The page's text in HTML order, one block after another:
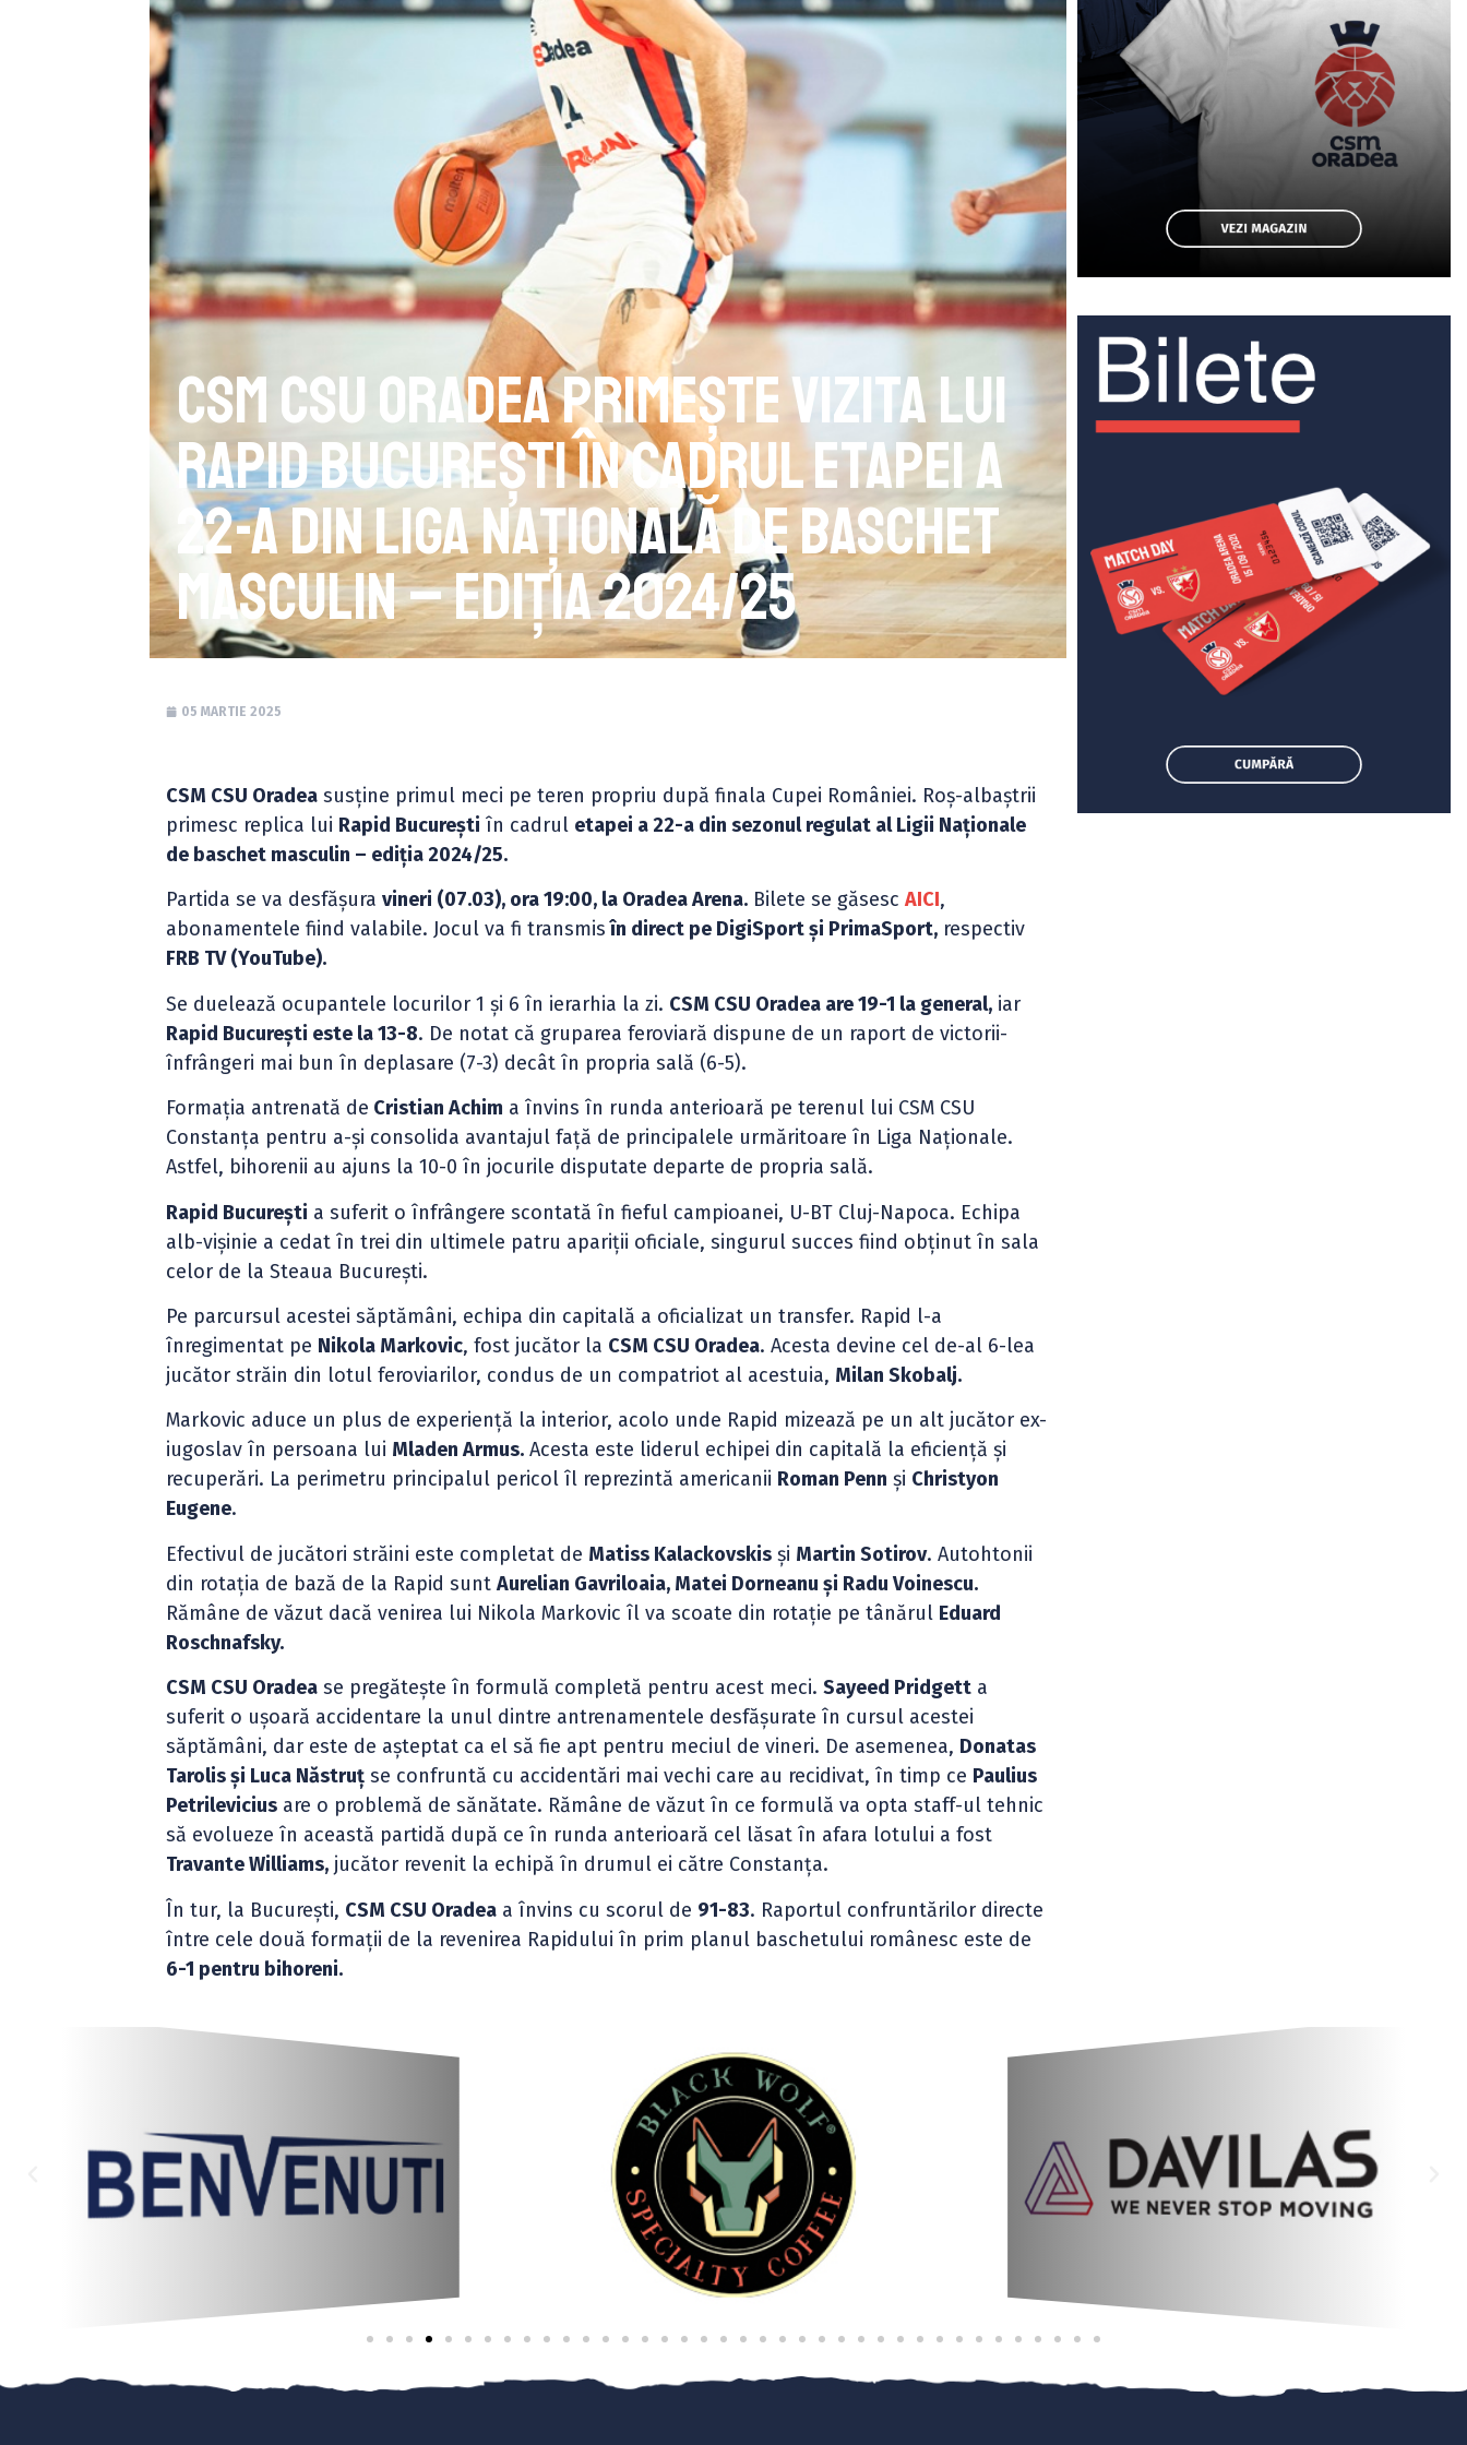
CSM CSU Oradea primește vizita lui
Rapid București în cadrul etapei a
22-a din Liga Națională de baschet
masculin – ediția 2024/25
05 MARTIE 2025
CSM CSU Oradea susține primul meci pe teren propriu după finala Cupei României. Roș-albaștrii
primesc replica lui Rapid București în cadrul etapei a 22-a din sezonul regulat al Ligii Naționale
de baschet masculin – ediția 2024/25.
Partida se va desfășuravineri (07.03), ora 19:00, la Oradea Arena. Bilete se găsescAICI,
abonamentele fiind valabile. Jocul va fi transmisîn direct pe DigiSport și PrimaSport, respectiv
FRB TV (YouTube).
Se duelează ocupantele locurilor 1 și 6 în ierarhia la zi. CSM CSU Oradea are 19-1 la general, iar
Rapid București este la 13-8. De notat că gruparea feroviară dispune de un raport de victorii-
înfrângeri mai bun în deplasare (7-3) decât în propria sală (6-5).
Formația antrenată de Cristian Achim a învins în runda anterioară pe terenul lui CSM CSU
Constanța pentru a-și consolida avantajul față de principalele urmăritoare în Liga Naționale.
Astfel, bihorenii au ajuns la 10-0 în jocurile disputate departe de propria sală.
Rapid București a suferit o înfrângere scontată în fieful campioanei, U-BT Cluj-Napoca. Echipa
alb-vișinie a cedat în trei din ultimele patru apariții oficiale, singurul succes fiind obținut în sala
celor de la Steaua București.
Pe parcursul acestei săptămâni, echipa din capitală a oficializat un transfer. Rapid l-a
înregimentat pe Nikola Markovic, fost jucător la CSM CSU Oradea. Acesta devine cel de-al 6-lea
jucător străin din lotul feroviarilor, condus de un compatriot al acestuia, Milan Skobalj.
Markovic aduce un plus de experiență la interior, acolo unde Rapid mizează pe un alt jucător ex-
iugoslav în persoana lui Mladen Armus. Acesta este liderul echipei din capitală la eficiență și
recuperări. La perimetru principalul pericol îl reprezintă americanii Roman Penn și Christyon
Eugene.
Efectivul de jucători străini este completat de Matiss Kalackovskis și Martin Sotirov. Autohtonii
din rotația de bază de la Rapid suntAurelian Gavriloaia, Matei Dorneanu și Radu Voinescu.
Rămâne de văzut dacă venirea lui Nikola Markovic îl va scoate din rotație pe tânărul Eduard
Roschnafsky.
CSM CSU Oradea se pregătește în formulă completă pentru acest meci.Sayeed Pridgett a
suferit o ușoară accidentare la unul dintre antrenamentele desfășurate în cursul acestei
săptămâni, dar este de așteptat ca el să fie apt pentru meciul de vineri. De asemenea, Donatas
Tarolis și Luca Năstruț se confruntă cu accidentări mai vechi care au recidivat, în timp ce Paulius
Petrilevicius are o problemă de sănătate. Rămâne de văzut în ce formulă va opta staff-ul tehnic
să evolueze în această partidă după ce în runda anterioară cel lăsat în afara lotului a fost
Travante Williams, jucător revenit la echipă în drumul ei către Constanța.
În tur, la București, CSM CSU Oradea a învins cu scorul de 91-83. Raportul confruntărilor directe
între cele două formații de la revenirea Rapidului în prim planul baschetului românesc este de
6-1 pentru bihoreni.